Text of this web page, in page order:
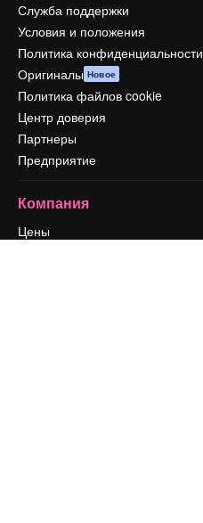
Служба поддержки
Условия и положения
Политика конфиденциальности
Оригиналы Новое
Политика файлов cookie
Центр доверия
Партнеры
Предприятие
Компания
Цены